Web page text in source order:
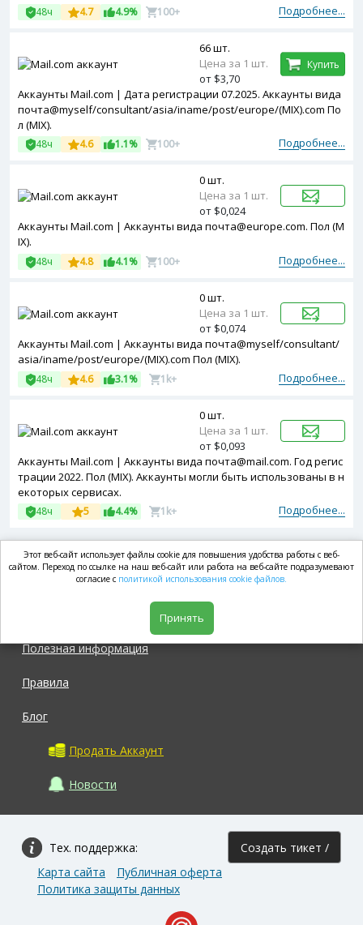
Подробнее...
48ч 4.7 4.9% 100+
Аккаунты Mail.com | Дата регистрации 07.2025. Аккаунты вида
почта@myself/consultant/asia/iname/post/europe/(MIX).com По
л (MIX).
Подробнее...
48ч 4.6 1.1% 100+
66 шт.
Цена за 1 шт.
от $3,70
Купить
Аккаунты Mail.com | Аккаунты вида почта@europe.com. Пол (M
IX).
Подробнее...
48ч 4.8 4.1% 100+
0 шт.
Цена за 1 шт.
от $0,024
Аккаунты Mail.com | Аккаунты вида почта@myself/consultant/
asia/iname/post/europe/(MIX).com Пол (MIX).
Подробнее...
48ч 4.6 3.1% 1k+
0 шт.
Цена за 1 шт.
от $0,074
Аккаунты Mail.com | Аккаунты вида почта@mail.com. Год регис
трации 2022. Пол (MIX). Аккаунты могли быть использованы в н
екоторых сервисах.
Подробнее...
48ч 5 4.4% 1k+
0 шт.
Цена за 1 шт.
от $0,093
market.com
Полезная информация
Правила
Блог
Продать Аккаунт
Новости
Тех. поддержка: Создать тикет /
Карта сайта
Публичная оферта
Политика защиты данных
Этот веб-сайт использует файлы cookie для повышения удобства работы с веб-
сайтом. Переход по ссылке на наш веб-сайт или работа на веб-сайте подразумевают
согласие с политикой использования cookie файлов.
Принять